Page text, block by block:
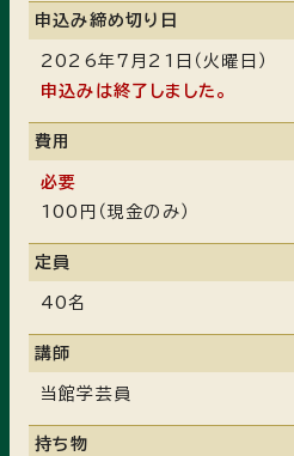
申込み締め切り日
2026年7月21日（火曜日）
申込みは終了しました。
費用
必要
100円（現金のみ）
定員
40名
講師
当館学芸員
持ち物